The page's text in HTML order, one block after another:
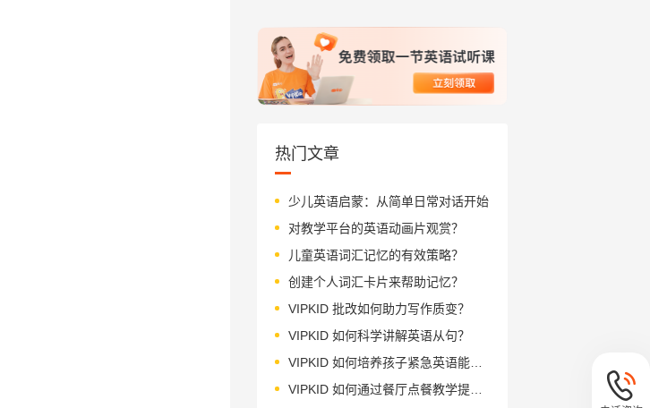
热门文章
少儿英语启蒙：从简单日常对话开始
对教学平台的英语动画片观赏？
儿童英语词汇记忆的有效策略？
创建个人词汇卡片来帮助记忆？
VIPKID 批改如何助力写作质变？
VIPKID 如何科学讲解英语从句？
VIPKID 如何培养孩子紧急英语能力？
VIPKID 如何通过餐厅点餐教学提升少儿英语应用能力？